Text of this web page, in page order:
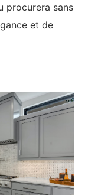
procurera sans
et de